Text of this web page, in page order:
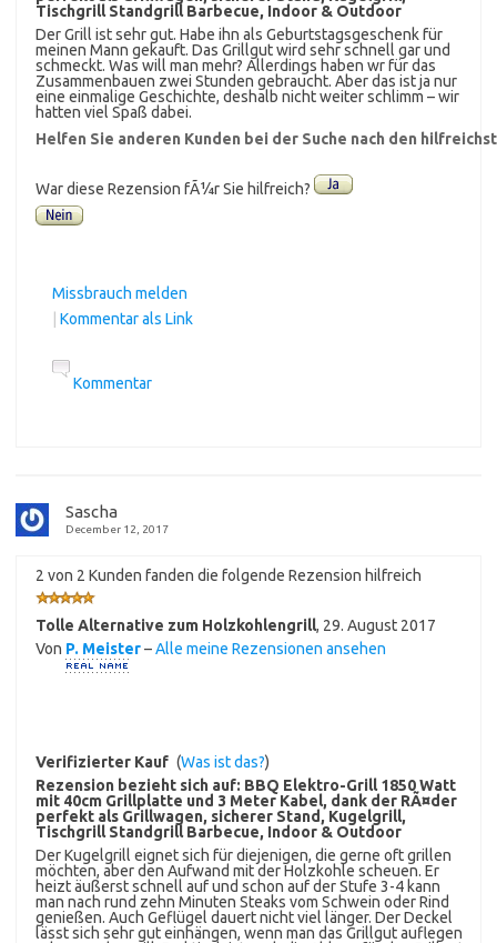
Tischgrill Standgrill Barbecue, Indoor & Outdoor
Der Grill ist sehr gut. Habe ihn als Geburtstagsgeschenk für
meinen Mann gekauft. Das Grillgut wird sehr schnell gar und
schmeckt. Was will man mehr? Allerdings haben wr für das
Zusammenbauen zwei Stunden gebraucht. Aber das ist ja nur
eine einmalige Geschichte, deshalb nicht weiter schlimm – wir
hatten viel Spaß dabei.
Helfen Sie anderen Kunden bei der Suche nach den
War diese Rezension fÃ¼r Sie hilfreich?
Missbrauch melden
Kommentar als Link
Kommentar
Sascha
December 12, 2017
2 von 2 Kunden fanden die folgende Rezension hilfreich
Tolle Alternative zum Holzkohlengrill, 29. August 2017
Von P. Meister–Alle meine Rezensionen ansehen
Verifizierter Kauf (Was ist das?)
Rezension bezieht sich auf: BBQ Elektro-Grill 1850 Watt
mit 40cm Grillplatte und 3 Meter Kabel, dank der RÃ¤der
perfekt als Grillwagen, sicherer Stand, Kugelgrill,
Tischgrill Standgrill Barbecue, Indoor & Outdoor
Der Kugelgrill eignet sich für diejenigen, die gerne oft grillen
möchten, aber den Aufwand mit der Holzkohle scheuen. Er
heizt äußerst schnell auf und schon auf der Stufe 3-4 kann
man nach rund zehn Minuten Steaks vom Schwein oder Rind
genießen. Auch Geflügel dauert nicht viel länger. Der Deckel
lässt sich sehr gut einhängen, wenn man das Grillgut auflegen